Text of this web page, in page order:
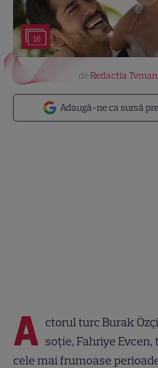
16
Adaugă-ne ca sursă
deRedactia
A ctorul turc Burak
soție, Fahriye
cele mai frumoase